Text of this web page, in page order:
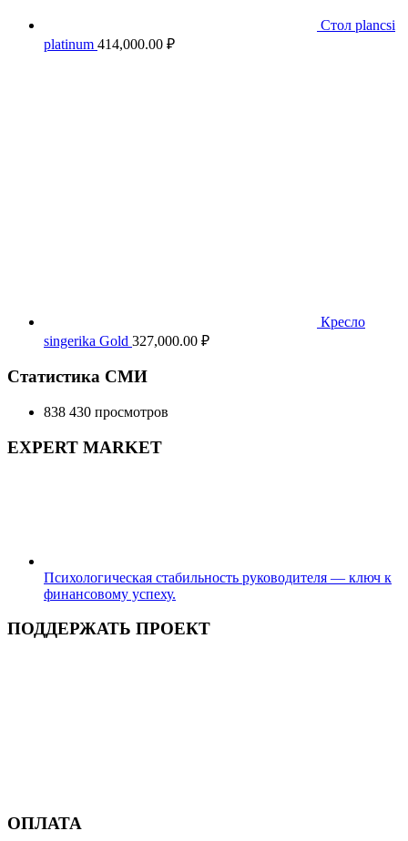
Стол plancsi
platinum 414,000.00 ₽
Кресло
singerika Gold 327,000.00 ₽
Статистика СМИ
838 430 просмотров
EXPERT MARKET
Психологическая стабильность руководителя — ключ к
финансовому успеху.
ПОДДЕРЖАТЬ ПРОЕКТ
ОПЛАТА